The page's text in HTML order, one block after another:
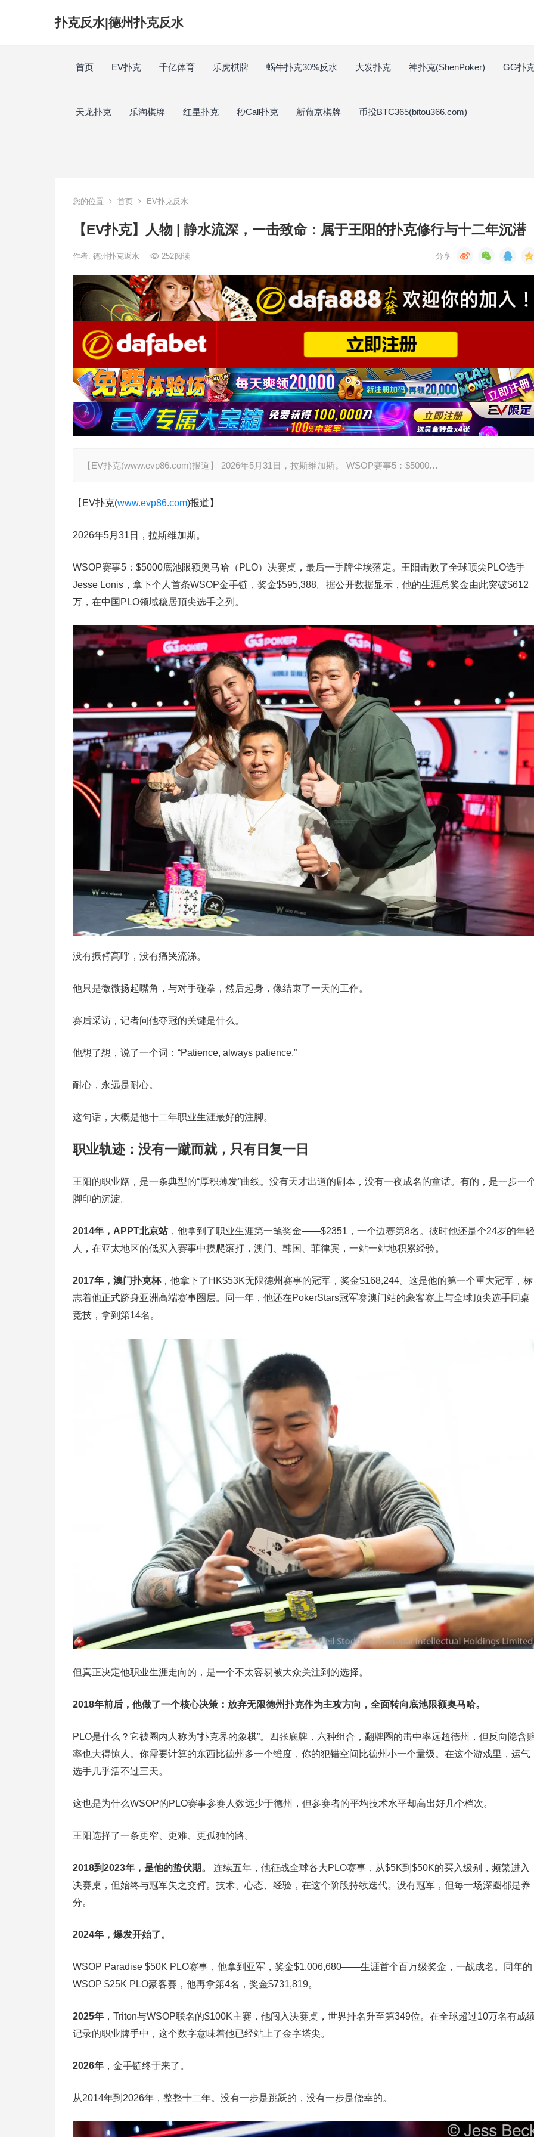
扑克反水|德州扑克反水
首页 EV扑克 千亿体育 乐虎棋牌 蜗牛扑克30%反水 大发扑克 神扑克(ShenPoker) GG扑
天龙扑克 乐淘棋牌 红星扑克 秒Call扑克 新葡京棋牌 币投BTC365(bitou366.com)
您的位置 首页 EV扑克反水
【EV扑克】人物 | 静水流深，一击致命：属于王阳的扑克修行与十二年沉潜
作者: 德州扑克返水 252阅读
【EV扑克(www.evp86.com)报道】 2026年5月31日，拉斯维加斯。 WSOP赛事5：$5000…
【EV扑克(www.evp86.com)报道】
2026年5月31日，拉斯维加斯。
WSOP赛事5：$5000底池限额奥马哈（PLO）决赛桌，最后一手牌尘埃落定。王阳击败了全球顶尖PLO选手
Jesse Lonis，拿下个人首条WSOP金手链，奖金$595,388。据公开数据显示，他的生涯总奖金由此突破$612
万，在中国PLO领域稳居顶尖选手之列。
没有振臂高呼，没有痛哭流涕。
他只是微微扬起嘴角，与对手碰拳，然后起身，像结束了一天的工作。
赛后采访，记者问他夺冠的关键是什么。
他想了想，说了一个词：“Patience, always patience.”
耐心，永远是耐心。
这句话，大概是他十二年职业生涯最好的注脚。
职业轨迹：没有一蹴而就，只有日复一日
王阳的职业路，是一条典型的“厚积薄发”曲线。没有天才出道的剧本，没有一夜成名的童话。有的，是一步一
脚印的沉淀。
2014年，APPT北京站，他拿到了职业生涯第一笔奖金——$2351，一个边赛第8名。彼时他还是个24岁的年
人，在亚太地区的低买入赛事中摸爬滚打，澳门、韩国、菲律宾，一站一站地积累经验。
2017年，澳门扑克杯，他拿下了HK$53K无限德州赛事的冠军，奖金$168,244。这是他的第一个重大冠军，标
志着他正式跻身亚洲高端赛事圈层。同一年，他还在PokerStars冠军赛澳门站的豪客赛上与全球顶尖选手同桌
竞技，拿到第14名。
但真正决定他职业生涯走向的，是一个不太容易被大众关注到的选择。
2018年前后，他做了一个核心决策：放弃无限德州扑克作为主攻方向，全面转向底池限额奥马哈。
PLO是什么？它被圈内人称为“扑克界的象棋”。四张底牌，六种组合，翻牌圈的击中率远超德州，但反向隐含
率也大得惊人。你需要计算的东西比德州多一个维度，你的犯错空间比德州小一个量级。在这个游戏里，运气
选手几乎活不过三天。
这也是为什么WSOP的PLO赛事参赛人数远少于德州，但参赛者的平均技术水平却高出好几个档次。
王阳选择了一条更窄、更难、更孤独的路。
2018到2023年，是他的蛰伏期。
连续五年，他征战全球各大PLO赛事，从$5K到$50K的买入级别，频繁进入
决赛桌，但始终与冠军失之交臂。技术、心态、经验，在这个阶段持续迭代。没有冠军，但每一场深圈都是养
分。
2024年，爆发开始了。
WSOP Paradise $50K PLO赛事，他拿到亚军，奖金$1,006,680——生涯首个百万级奖金，一战成名。同年的
WSOP $25K PLO豪客赛，他再拿第4名，奖金$731,819。
2025年 ，Triton与WSOP联名的$100K主赛，他闯入决赛桌，世界排名升至第349位。在全球超过10万名有成
记录的职业牌手中，这个数字意味着他已经站上了金字塔尖。
2026年 ，金手链终于来了。
从2014年到2026年，整整十二年。没有一步是跳跃的，没有一步是侥幸的。